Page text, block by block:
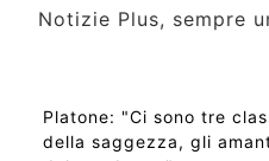
Notizie Plus, sempre
Platone: "Ci sono tre
della saggezza, gli